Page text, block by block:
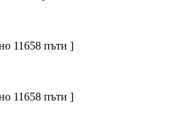
11658 пъти ]
11658 пъти ]